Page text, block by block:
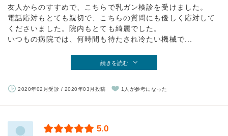
友人からのすすめで、こちらで乳ガン検診を受けました。
電話応対もとても親切で、こちらの質問にも優しく応対して
くださいました。院内もとても綺麗でした。
いつもの病院では、何時間も待たされ冷たい機械で...
続きを読む
2020年02月受診 / 2020年03月投稿 1人が参考になった
5.0